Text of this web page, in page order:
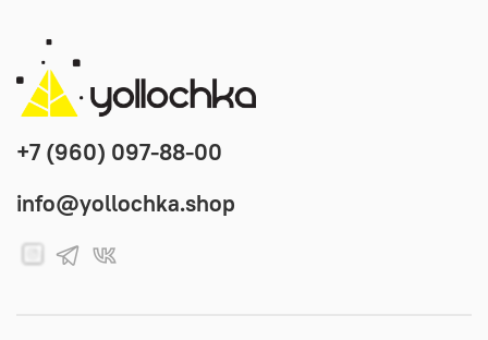
+7 (960) 097-88-00
info@yollochka.shop